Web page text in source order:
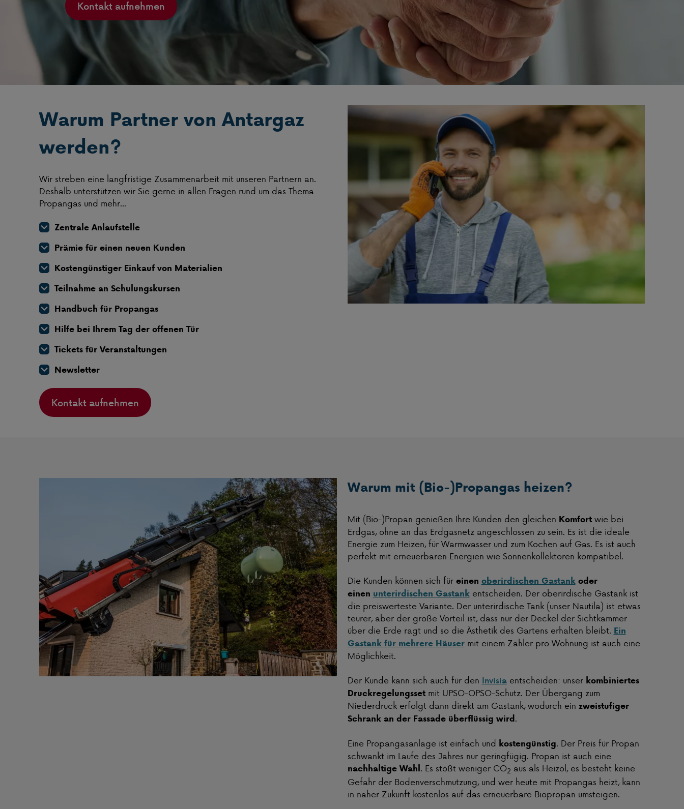
Kontakt aufnehmen
Warum Partner von Antargaz
werden?
Wir streben eine langfristige Zusammenarbeit mit unseren Partnern an.
Deshalb unterstützen wir Sie gerne in allen Fragen rund um das Thema
Propangas und mehr...
Zentrale Anlaufstelle
Prämie für einen neuen Kunden
Kostengünstiger Einkauf von Materialien
Teilnahme an Schulungskursen
Handbuch für Propangas
Hilfe bei Ihrem Tag der offenen Tür
Tickets für Veranstaltungen
Newsletter
Kontakt aufnehmen
Warum mit (Bio-)Propangas heizen?
Mit (Bio-)Propan genießen Ihre Kunden den gleichen Komfortwie bei
Erdgas, ohne an das Erdgasnetz angeschlossen zu sein. Es ist die ideale
Energie zum Heizen, für Warmwasser und zum Kochen auf Gas. Es ist auch
perfekt mit erneuerbaren Energien wie Sonnenkollektoren kompatibel.
Die Kunden können sich für einen oberirdischen Gastankoder
einen unterirdischen Gastankentscheiden. Der oberirdische Gastank ist
die preiswerteste Variante. Der unterirdische Tank (unser Nautila) ist etwas
teurer, aber der große Vorteil ist, dass nur der Deckel der Sichtkammer
über die Erde ragt und so die Ästhetik des Gartens erhalten bleibt. Ein
Gastank für mehrere Häusermit einem Zähler pro Wohnung ist auch eine
Möglichkeit.
Der Kunde kann sich auch für den Invisiaentscheiden: unser kombiniertes
Druckregelungssetmit UPSO-OPSO-Schutz. Der Übergang zum
Niederdruck erfolgt dann direkt am Gastank, wodurch ein zweistufiger
Schrank an der Fassade überflüssig wird.
Eine Propangasanlage ist einfach und kostengünstig. Der Preis für Propan
schwankt im Laufe des Jahres nur geringfügig. Propan ist auch eine
nachhaltige Wahl. Es stößt weniger CO2 aus als Heizöl, es besteht keine
Gefahr der Bodenverschmutzung, und wer heute mit Propangas heizt, kann
in naher Zukunft kostenlos auf das erneuerbare Biopropan umsteigen.